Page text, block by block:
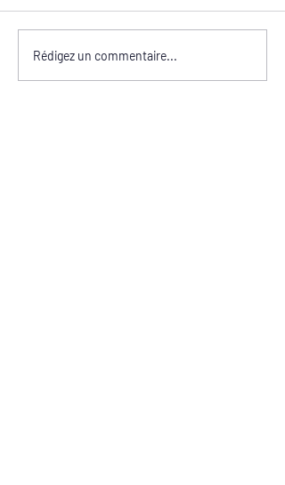
Améliorer la participation
Rédigez un commentaire...